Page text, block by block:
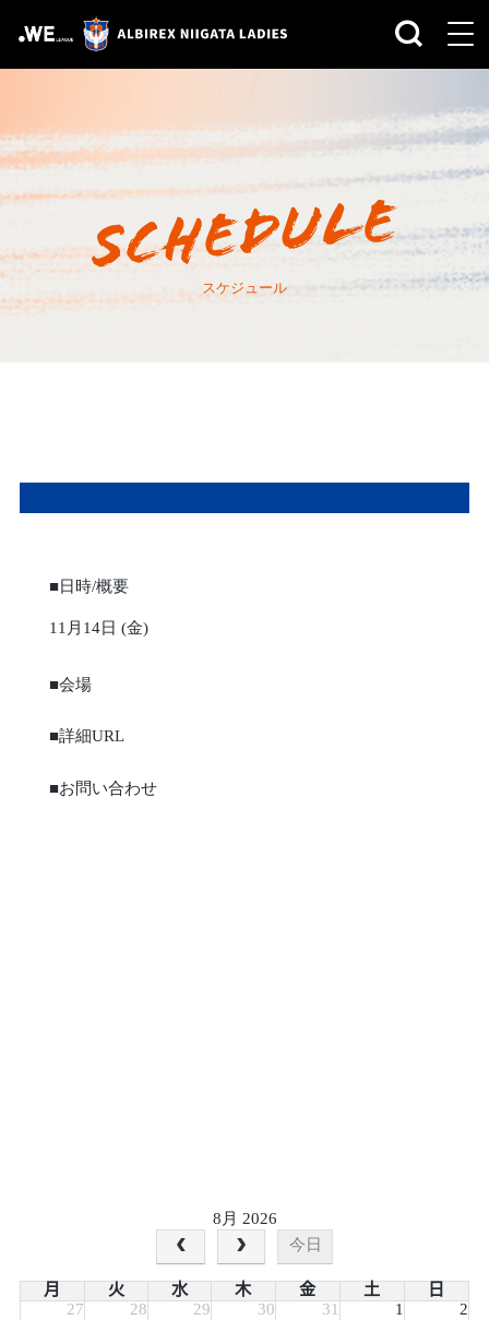
スケジュール
■日時/概要
11月14日 (金)
■会場
■詳細URL
■お問い合わせ
8月 2026
今日
月 火 水 木 金 土
日
27
28 29 30 31 1 2